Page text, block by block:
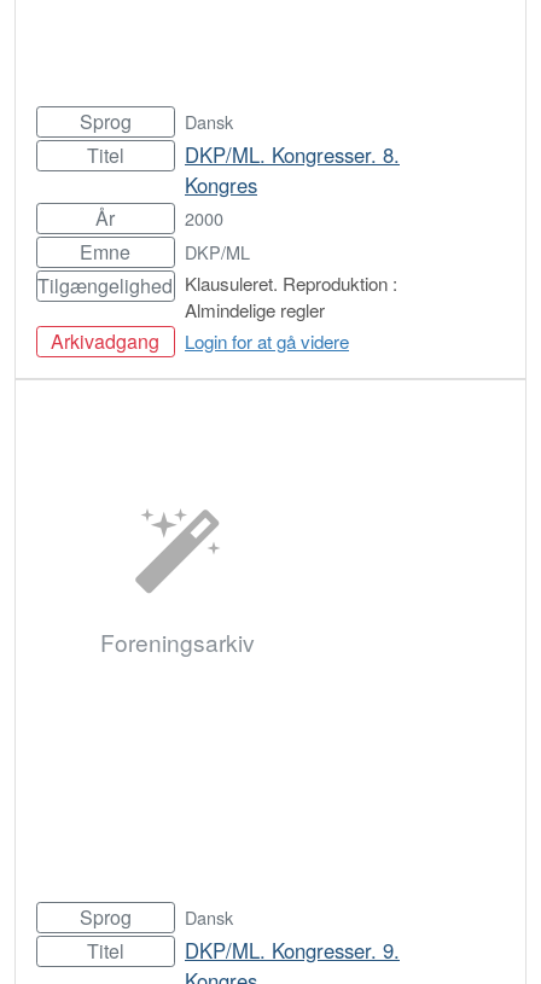
Sprog Dansk
Titel
DKP/ML. Kongresser. 8.
Kongres
År 2000
Emne DKP/ML
Tilgængelighed Klausuleret. Reproduktion :
Almindelige regler
Arkivadgang Login for at gå videre
Bestil
Foreningsarkiv
Sprog Dansk
Titel
DKP/ML. Kongresser. 9.